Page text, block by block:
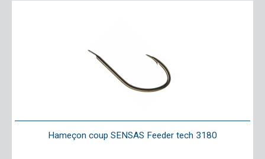
Hameçon coup SENSAS Feeder tech 3180